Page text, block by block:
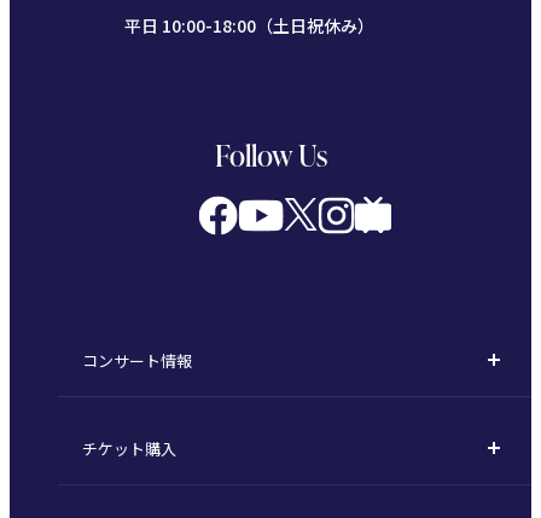
平日 10:00-18:00（土日祝休み）
Follow Us
コンサート情報
定期演奏会
チケット購入